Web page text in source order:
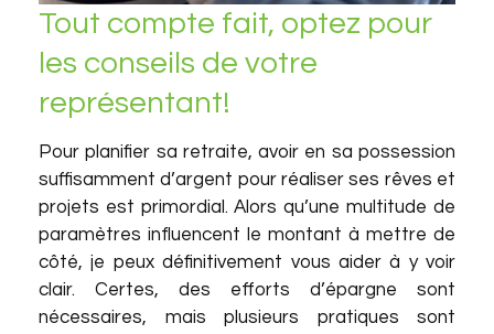
Tout compte fait, optez pour
les conseils de votre
représentant!
Pour planifier sa retraite, avoir en sa possession
suffisamment d’argent pour réaliser ses rêves et
projets est primordial. Alors qu’une multitude de
paramètres influencent le montant à mettre de
côté, je peux définitivement vous aider à y voir
clair. Certes, des efforts d’épargne sont
nécessaires, mais plusieurs pratiques sont